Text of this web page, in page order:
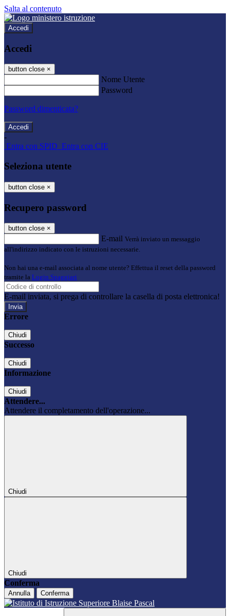
Salta al contenuto
Accedi
Accedi
button close ×
Nome Utente
Password
Password dimenticata?
-
Entra con SPID Entra con CIE
Seleziona utente
button close ×
Recupero password
button close ×
E-mail Verrà inviato un messaggio
all'indirizzo indicato con le istruzioni necessarie.
Non hai una e-mail associata al nome utente? Effettua il reset della password
tramite la Login Spaggiari
E-mail inviata, si prega di controllare la casella di posta elettronica!
Errore
Chiudi
Successo
Chiudi
Informazione
Chiudi
Attendere...
Attendere il completamento dell'operazione...
Chiudi
Chiudi
Conferma
Annulla Conferma